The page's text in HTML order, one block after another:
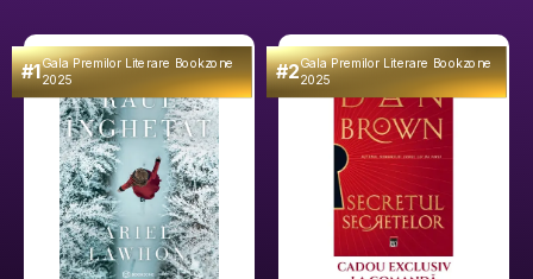
#1Gala Premilor Literare Bookzone
2025 #2Gala Premilor Literare Bookzone
2025